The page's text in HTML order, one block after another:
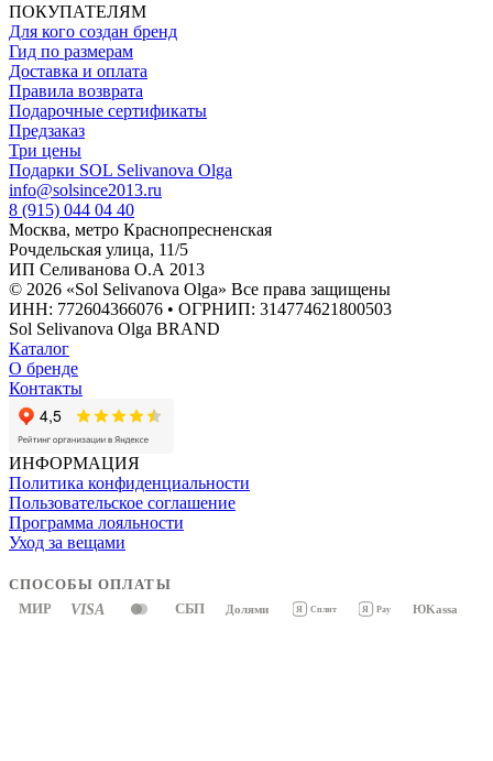
ПОКУПАТЕЛЯМ
Для кого создан бренд
Гид по размерам
Доставка и оплата
Правила возврата
Подарочные сертификаты
Предзаказ
Три цены
Подарки SOL Selivanova Olga
info@solsince2013.ru
8 (915) 044 04 40
Москва, метро Краснопресненская
Рочдельская улица, 11/5
ИП Селиванова О.А 2013
© 2026 «Sol Selivanova Olga» Все права защищены
ИНН: 772604366076 • ОГРНИП: 314774621800503
Sol Selivanova Olga BRAND
Каталог
О бренде
Контакты
ИНФОРМАЦИЯ
Политика конфиденциальности
Пользовательское соглашение
Программа лояльности
Уход за вещами
СПОСОБЫ ОПЛАТЫ
МИР VISA СБП Долями Я Сплит Я Pay ЮKassa